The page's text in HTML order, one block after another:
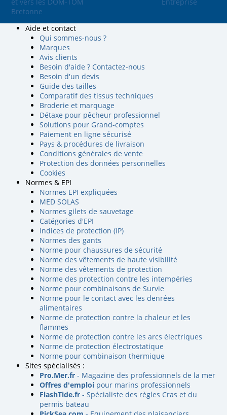
Bretonne
Aide et contact
Qui sommes-nous ?
Marques
Avis clients
Besoin d'aide ? Contactez-nous
Besoin d'un devis
Guide des tailles
Comparatif des tissus techniques
Broderie et marquage
Détaxe pour pêcheur professionnel
Solutions pour Grand-comptes
Paiement en ligne sécurisé
Pays & procédures de livraison
Conditions générales de vente
Protection des données personnelles
Cookies
Normes & EPI
Normes EPI expliquées
MED SOLAS
Normes gilets de sauvetage
Catégories d'EPI
Indices de protection (IP)
Normes des gants
Norme pour chaussures de sécurité
Norme des vêtements de haute visibilité
Norme des vêtements de protection
Norme des protection contre les intempéries
Norme pour combinaisons de Survie
Norme pour le contact avec les denrées
alimentaires
Norme de protection contre la chaleur et les
flammes
Norme de protection contre les arcs électriques
Norme de protection électrostatique
Norme pour combinaison thermique
Sites spécialisés :
Pro.Mer.fr - Magazine des professionnels de la mer
Offres d'emploi pour marins professionnels
FlashTide.fr - Spécialiste des règles Cras et du
permis bateau